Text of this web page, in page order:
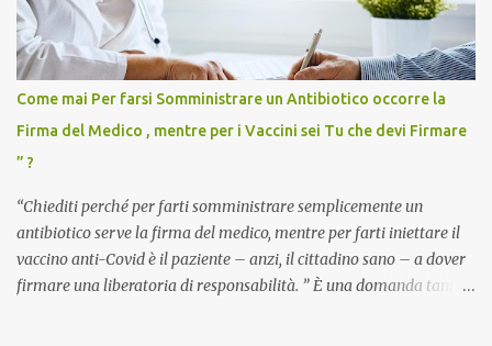
Come mai Per farsi Somministrare un Antibiotico occorre la
Firma del Medico , mentre per i Vaccini sei Tu che devi Firmare
” ?
“Chiediti perché per farti somministrare semplicemente un
antibiotico serve la firma del medico, mentre per farti iniettare il
vaccino anti-Covid è il paziente – anzi, il cittadino sano – a dover
firmare una liberatoria di responsabilità. ” È una domanda tanto